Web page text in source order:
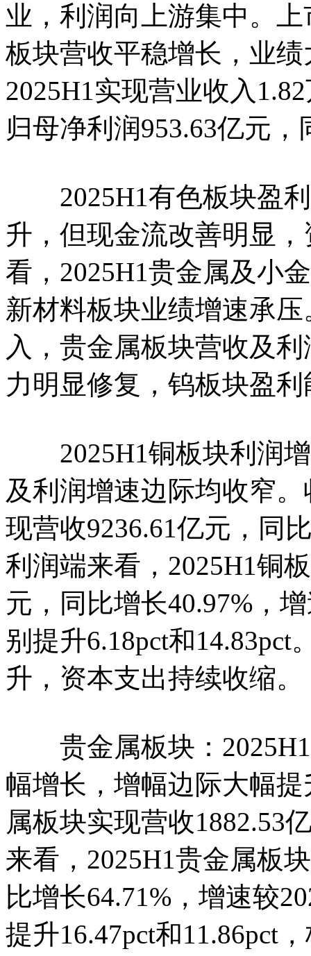
业，利润向上游集中。
板块营收平稳增长，业
2025H1实现营业收入
归母净利润953.63亿元，
2025H1有色板块盈利
升，但现金流改善明显
看，2025H1贵金属及小
新材料板块业绩增速承
入，贵金属板块营收及
力明显修复，钨板块盈
2025H1铜板块利润增
及利润增速边际均收窄
现营收9236.61亿元，同
利润端来看，2025H1铜
元，同比增长40.97%，
别提升6.18pct和14.83pct
升，资本支出持续收缩。
贵金属板块：2025H1
幅增长，增幅边际大幅
属板块实现营收1882.53
来看，2025H1贵金属板
比增长64.71%，增速较
提升16.47pct和11.86pct